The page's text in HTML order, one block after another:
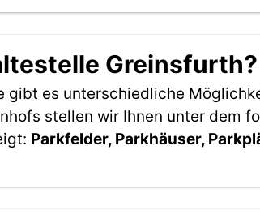
Greinsfurth?
gibt es unterschiedliche
stellen wir Ihnen unter dem
Parkfelder, Parkhäuser,